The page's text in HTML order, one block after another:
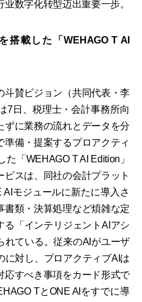
数字化转型迈出重要一步。
搭載した「WEHAGO T AI
斗賛ビジョン（共同代表・李
7日、税理士・会計事務所向
ずに業務の流れとデータを分
備・提案するプロアクティ
「WEHAGO T AI Edition」
スは、同社の会計プラット
モジュールに新たに導入さ
書類・決算処理など煩雑な定
る「インテリジェントAIアシ
れている。従来のAIがユーザ
に対し、プロアクティブAIは
応すべき事項をカード形式で
TとONE AIをすでに導